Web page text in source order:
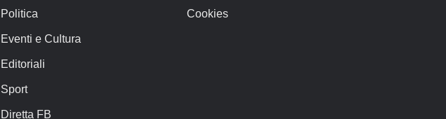
Politica
Eventi e Cultura
Editoriali
Sport
Diretta FB
Cookies